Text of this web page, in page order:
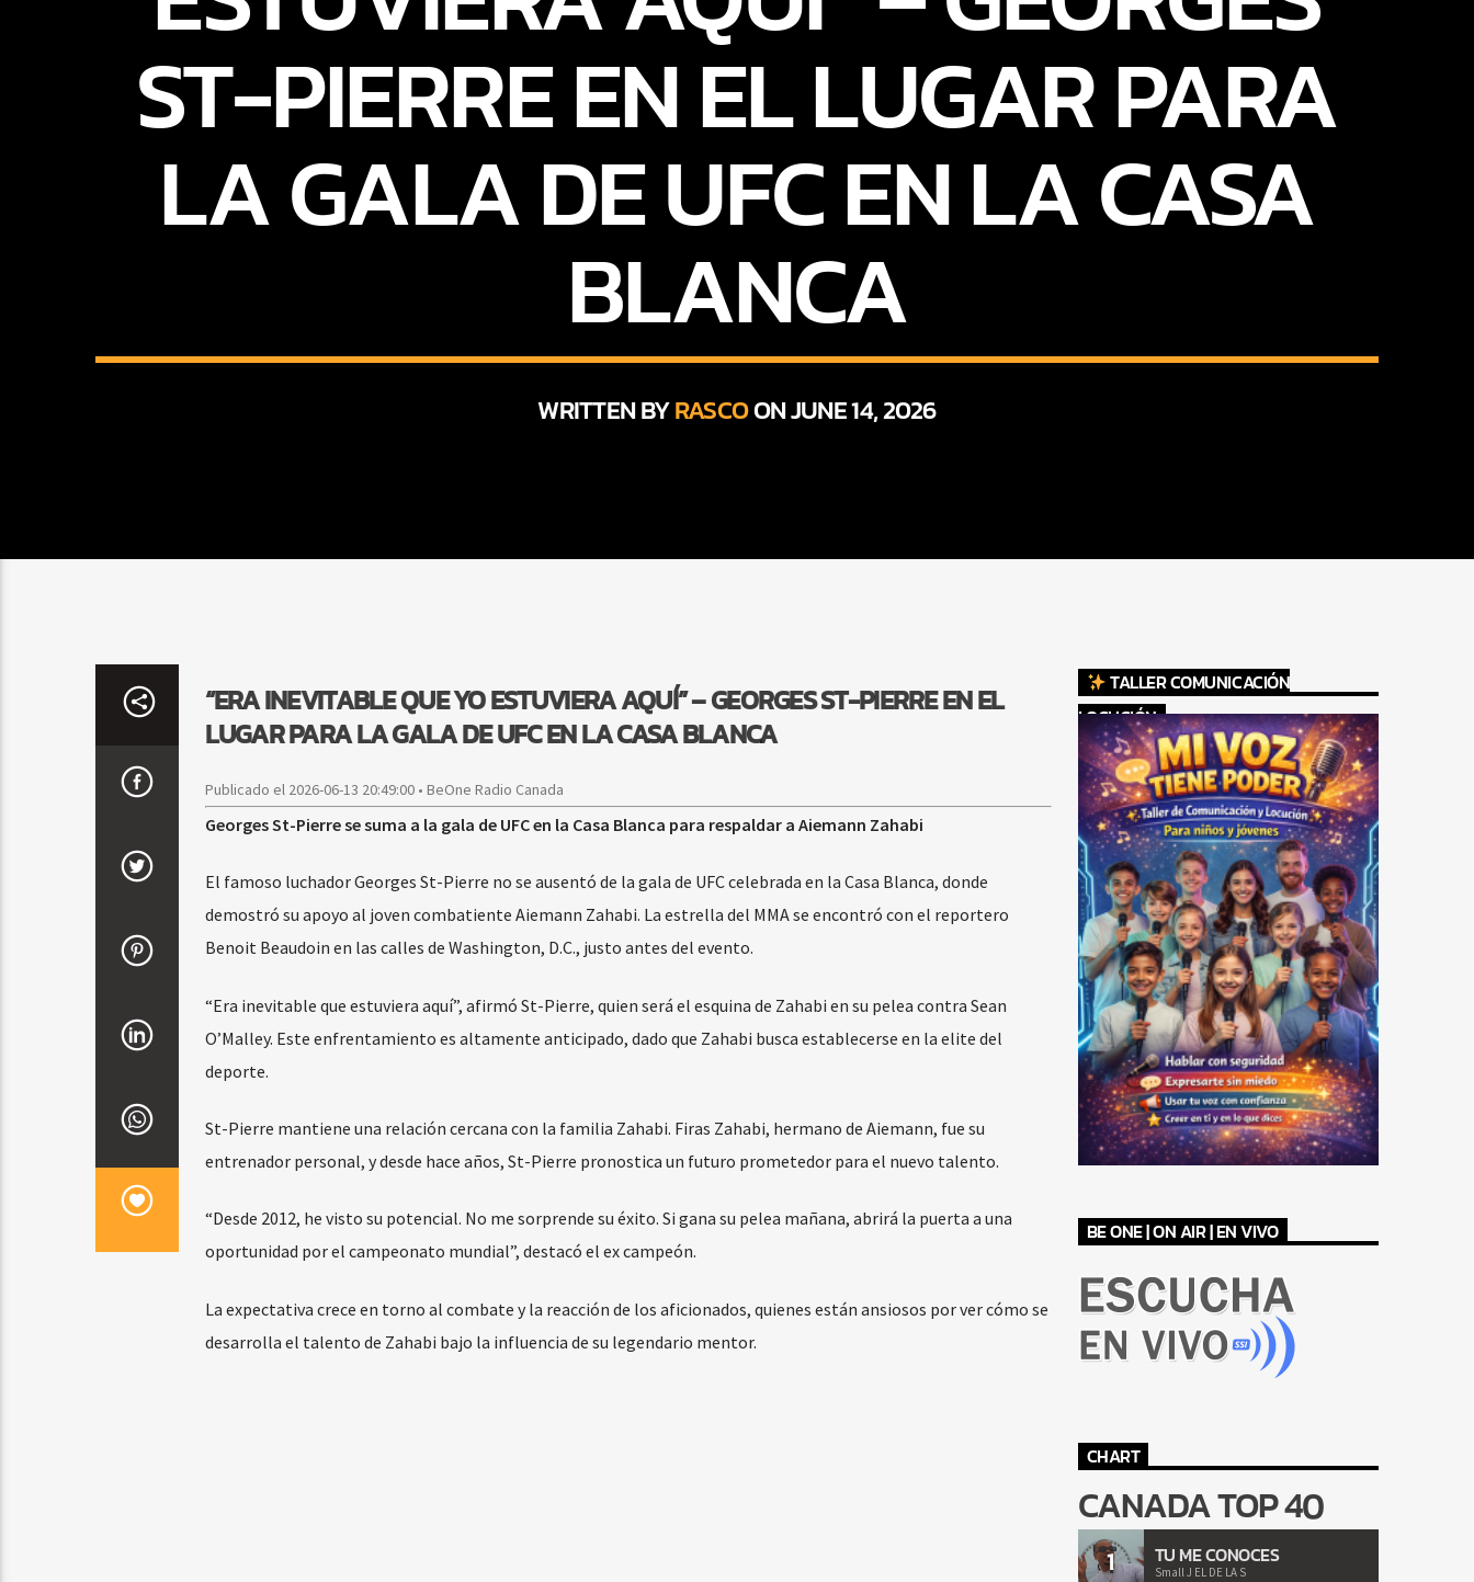
ST-PIERRE EN EL LUGAR PARA
LA GALA DE UFC EN LA CASA
BLANCA
WRITTEN BYRASCOON JUNE 14, 2026
“ERA INEVITABLE QUE YO ESTUVIERA AQUÍ” – GEORGES ST-PIERRE EN EL
LUGAR PARA LA GALA DE UFC EN LA CASA BLANCA
Publicado el 2026-06-13 20:49:00 • BeOne Radio Canada
Georges St-Pierre se suma a la gala de UFC en la Casa Blanca para respaldar a Aiemann Zahabi
El famoso luchador Georges St-Pierre no se ausentó de la gala de UFC celebrada en la Casa Blanca, donde
demostró su apoyo al joven combatiente Aiemann Zahabi. La estrella del MMA se encontró con el reportero
Benoit Beaudoin en las calles de Washington, D.C., justo antes del evento.
“Era inevitable que estuviera aquí”, afirmó St-Pierre, quien será el esquina de Zahabi en su pelea contra Sean
O’Malley. Este enfrentamiento es altamente anticipado, dado que Zahabi busca establecerse en la elite del
deporte.
St-Pierre mantiene una relación cercana con la familia Zahabi. Firas Zahabi, hermano de Aiemann, fue su
entrenador personal, y desde hace años, St-Pierre pronostica un futuro prometedor para el nuevo talento.
“Desde 2012, he visto su potencial. No me sorprende su éxito. Si gana su pelea mañana, abrirá la puerta a una
oportunidad por el campeonato mundial”, destacó el ex campeón.
La expectativa crece en torno al combate y la reacción de los aficionados, quienes están ansiosos por ver cómo se
desarrolla el talento de Zahabi bajo la influencia de su legendario mentor.
TALLER COMUNICACIÓN
LOCUCIÓN
BE ONE | ON AIR | EN VIVO
CHART
CANADA TOP 40
1 TU ME CONOCES
Small J EL DE LA S